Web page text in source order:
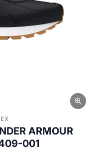
ARMOUR
001